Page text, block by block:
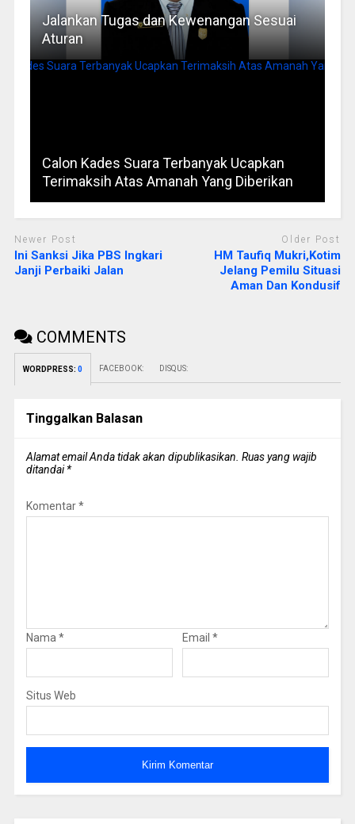
Jalankan Tugas dan Kewenangan Sesuai
Aturan
Calon Kades Suara Terbanyak Ucapkan
Terimaksih Atas Amanah Yang Diberikan
Newer Post
Ini Sanksi Jika PBS Ingkari
Janji Perbaiki Jalan
Older Post
HM Taufiq Mukri,Kotim
Jelang Pemilu Situasi
Aman Dan Kondusif
COMMENTS
WORDPRESS: 0 FACEBOOK: DISQUS:
Tinggalkan Balasan
Alamat email Anda tidak akan dipublikasikan. Ruas yang wajib
ditandai*
Komentar*
Nama* Email *
Situs Web